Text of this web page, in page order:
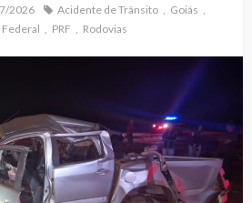
2026 Acidente de Trânsito
Goiás
Federal PRF Rodovias